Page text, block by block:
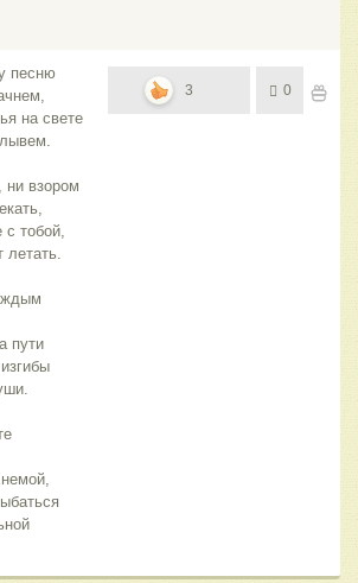
песню
на свете
ни взором
тобой,
пути
3 0